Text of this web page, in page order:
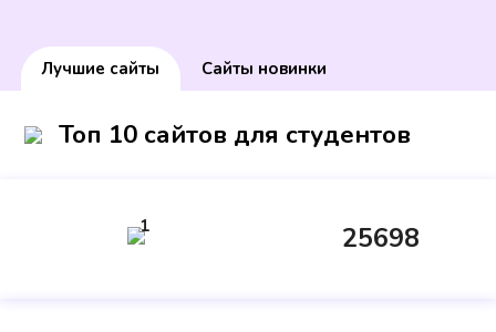
Лучшие сайты Сайты новинки
Топ 10 сайтов для студентов
1 25698